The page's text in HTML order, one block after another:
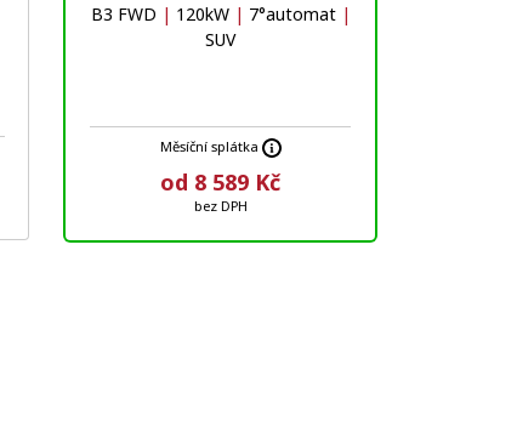
B3 FWD | 120kW | 7°automat |
SUV
Měsíční splátka
od 8 589 Kč
bez DPH